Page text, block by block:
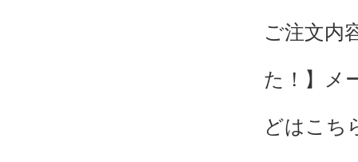
ご注文内
た！】メ
どはこち